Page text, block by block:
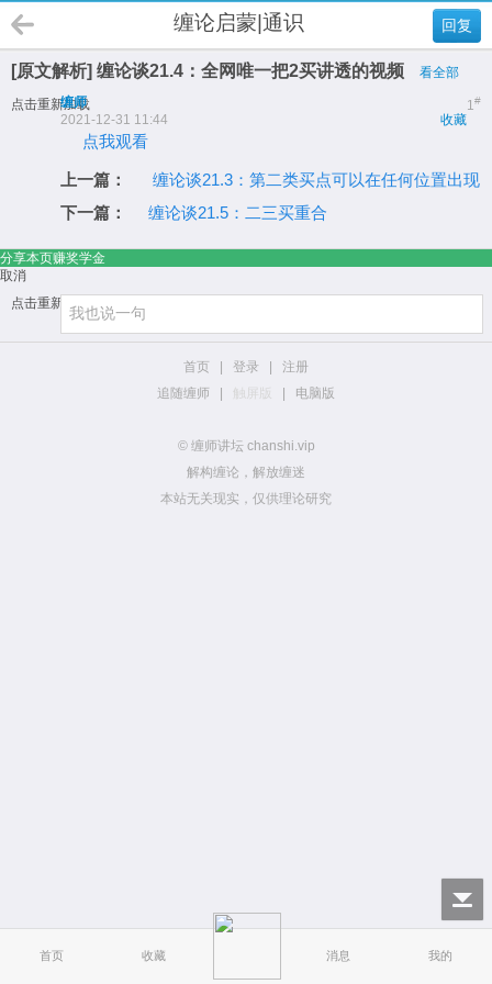
首页 收藏 消息 我的
回复
缠论启蒙|通识
[原文解析] 缠论谈21.4：全网唯一把2买讲透的视频 看全部
点击重新加载 1#
缠师
收藏
2021-12-31 11:44
点我观看
上一篇：
缠论谈21.3：第二类买点可以在任何位置出现
下一篇：
缠论谈21.5：二三买重合
分享本页赚奖学金
取消
点击重新加载
首页 登录
注册
追随缠师
触屏版 电脑版
© 缠师讲坛 chanshi.vip
解构缠论，解放缠迷
本站无关现实，仅供理论研究